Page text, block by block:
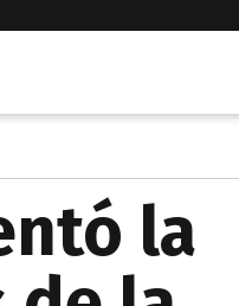
la